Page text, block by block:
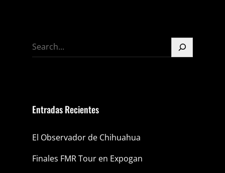
S
e
h
Entradas Recientes
El Observador de Chihuahua
Finales FMR Tour en Expogan